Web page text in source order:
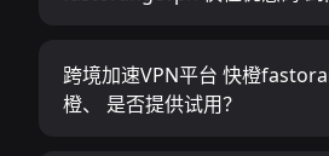
跨境加速VPN平台 快橙
橙、 是否提供试用？